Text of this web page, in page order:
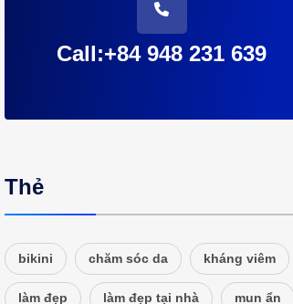
Call:+84 948 231 639
Thẻ
bikini chăm sóc da kháng viêm
làm đẹp làm đẹp tại nhà mun ẩn